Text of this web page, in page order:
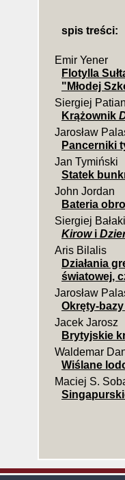
spis treści:
Emir Yener
Flotylla
"Młodej
Siergiej
Krążownik
Jarosław
Pancerniki
Jan Tymiński
Statek
John Jordan
Bateria
Siergiej
Kirowi
Aris Bilalis
Działania
światowej,
Jarosław
Okręty-
Jacek Jarosz
Brytyjskie
Waldemar
Wiślane
Maciej S.